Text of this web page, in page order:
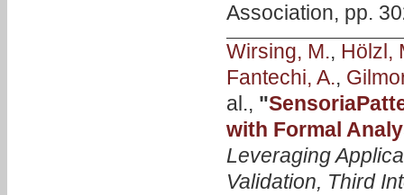
Association, pp.
Wirsing, M., Hölzl,
Fantechi, A.,
al., "
with Formal
Leveraging
Validation, Third